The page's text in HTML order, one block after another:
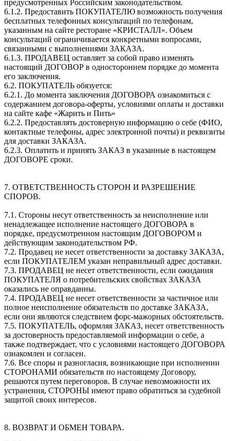
предусмотренных Российским законодательством.
6.1.2. Предоставить ПОКУПАТЕЛЮ возможность получения
бесплатных телефонных консультаций по телефонам,
указанным на сайте ресторане «КРИСТАЛЛ». Объем
консультаций ограничивается конкретными вопросами,
связанными с выполнениями ЗАКАЗА.
6.1.3. ПРОДАВЕЦ оставляет за собой право изменять
настоящий ДОГОВОР в одностороннем порядке до момента
его заключения.
6.2. ПОКУПАТЕЛЬ обязуется:
6.2.1. До момента заключения ДОГОВОРА ознакомиться с
содержанием договора-оферты, условиями оплаты и доставки
на сайте кафе «Жарить и Пить»
6.2.2. Предоставлять достоверную информацию о себе (ФИО,
контактные телефоны, адрес электронной почты) и реквизиты
для доставки ЗАКАЗА.
6.2.3. Оплатить и принять ЗАКАЗ в указанные в настоящем
ДОГОВОРЕ сроки.
7. ОТВЕТСТВЕННОСТЬ СТОРОН И РАЗРЕШЕНИЕ
СПОРОВ.
7.1. Стороны несут ответственность за неисполнение или
ненадлежащее исполнение настоящего ДОГОВОРА в
порядке, предусмотренном настоящим ДОГОВОРОМ и
действующим законодательством РФ.
7.2. Продавец не несет ответственности за доставку ЗАКАЗА,
если ПОКУПАТЕЛЕМ указан неправильный адрес доставки.
7.3. ПРОДАВЕЦ не несет ответственности, если ожидания
ПОКУПАТЕЛЯ о потребительских свойствах ЗАКАЗА
оказались не оправданны.
7.4. ПРОДАВЕЦ не несет ответственности за частичное или
полное неисполнение обязательств по доставке ЗАКАЗА,
если они являются следствием форс-мажорных обстоятельств.
7.5. ПОКУПАТЕЛЬ, оформляя ЗАКАЗ, несет ответственность
за достоверность предоставляемой информации о себе, а
также подтверждает, что с условиями настоящего ДОГОВОРА
ознакомлен и согласен.
7.6. Все споры и разногласия, возникающие при исполнении
СТОРОНАМИ обязательств по настоящему Договору,
решаются путем переговоров. В случае невозможности их
устранения, СТОРОНЫ имеют право обратиться за судебной
защитой своих интересов.
8. ВОЗВРАТ И ОБМЕН ТОВАРА.